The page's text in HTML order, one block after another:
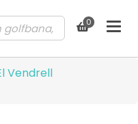
0
Vendrell